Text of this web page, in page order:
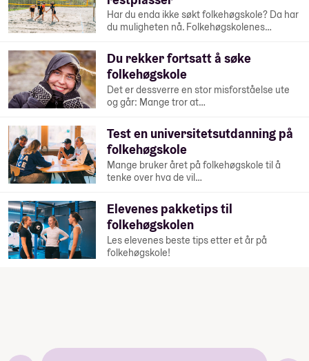
Har du enda ikke søkt folkehøgskole? Da har
du muligheten nå. Folkehøgskolenes…
Du rekker fortsatt å søke
folkehøgskole
Det er dessverre en stor misforståelse ute
og går: Mange tror at…
Test en universitetsutdanning på
folkehøgskole
Mange bruker året på folkehøgskole til å
tenke over hva de vil…
Elevenes pakketips til
folkehøgskolen
Les elevenes beste tips etter et år på
folkehøgskole!